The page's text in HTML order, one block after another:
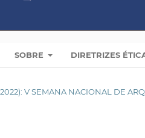
SOBRE DIRETRIZES
V SEMANA NACIONAL DE